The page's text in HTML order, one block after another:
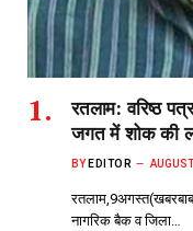
रतलाम: वरिष्ठ
जगत में शोक की
BY EDITOR
नागरिक बैक व जिला…